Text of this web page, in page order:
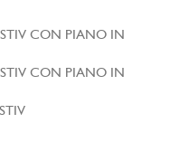
CON PIANO IN
CON PIANO IN